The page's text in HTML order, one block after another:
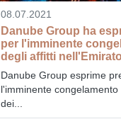
08.07.2021
Danube Group ha
per l'imminente
degli affitti nell'Emirato
Danube Group esprime
l'imminente
dei...